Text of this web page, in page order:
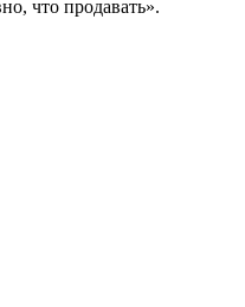
что продавать».